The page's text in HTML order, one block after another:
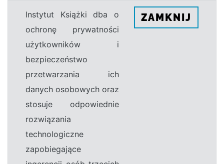
Instytut Książki dba o
ochronę prywatności
użytkowników i
bezpieczeństwo
przetwarzania ich
danych osobowych oraz
stosuje odpowiednie
rozwiązania
technologiczne
zapobiegające
ZAMKNIJ